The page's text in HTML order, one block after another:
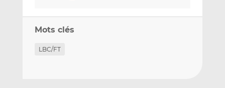
Mots clés
LBC/FT